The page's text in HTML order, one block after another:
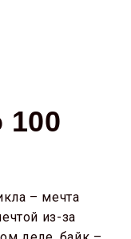
– мечта
из-за